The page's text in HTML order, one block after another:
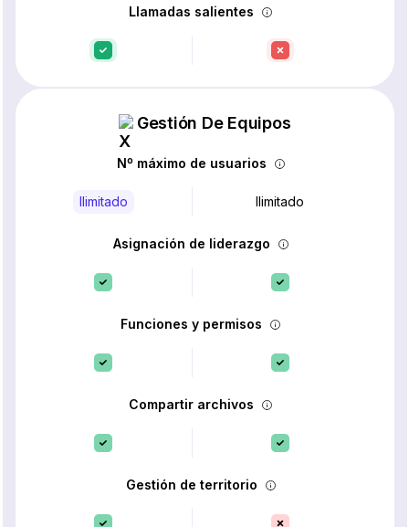
Llamadas salientes
Gestión De Equipos
Nº máximo de usuarios
Ilimitado Ilimitado
Asignación de liderazgo
Funciones y permisos
Compartir archivos
Gestión de territorio